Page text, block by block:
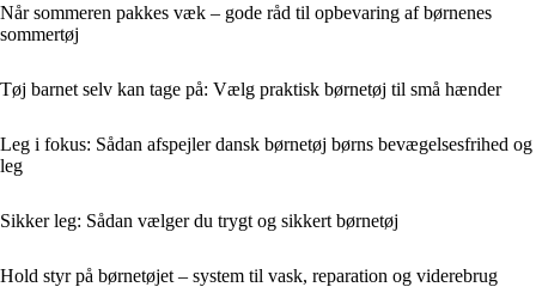
Når sommeren pakkes væk – gode råd til opbevaring af børnenes
sommertøj
Tøj barnet selv kan tage på: Vælg praktisk børnetøj til små hænder
Leg i fokus: Sådan afspejler dansk børnetøj børns bevægelsesfrihed og
leg
Sikker leg: Sådan vælger du trygt og sikkert børnetøj
Hold styr på børnetøjet – system til vask, reparation og viderebrug